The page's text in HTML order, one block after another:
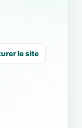
le site